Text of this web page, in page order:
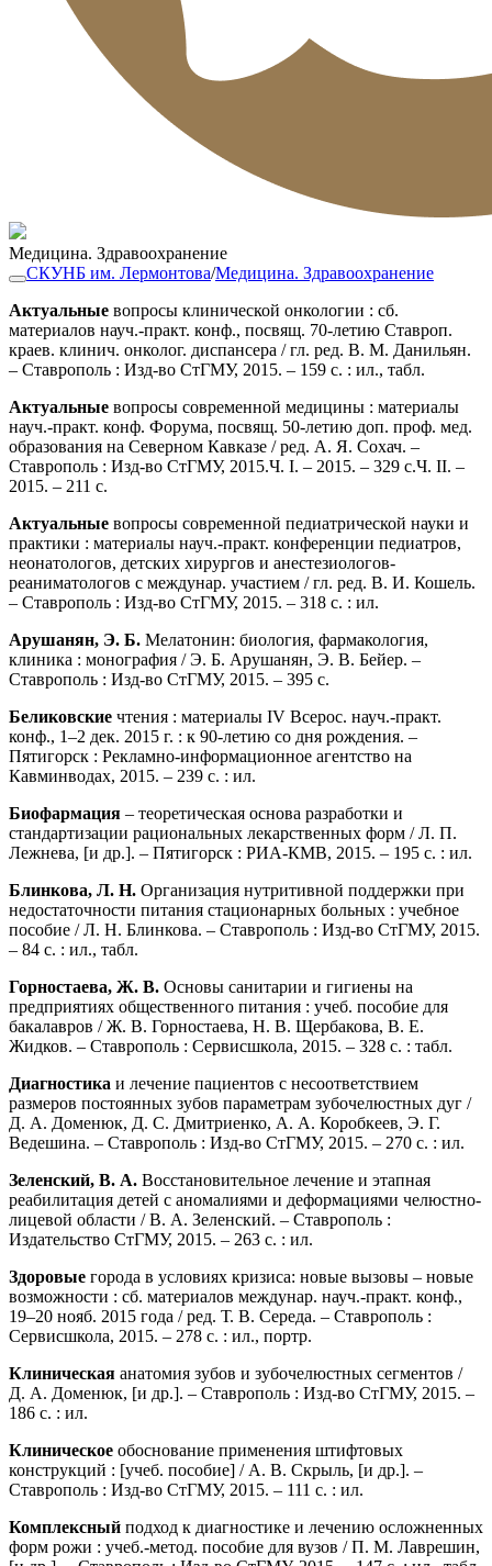
Медицина. Здравоохранение
СКУНБ им. Лермонтова/Медицина. Здравоохранение
Актуальные вопросы клинической онкологии : сб.
материалов науч.-практ. конф., посвящ. 70-летию Ставроп.
краев. клинич. онколог. диспансера / гл. ред. В. М. Данильян.
– Ставрополь : Изд-во СтГМУ, 2015. – 159 с. : ил., табл.
Актуальные вопросы современной медицины : материалы
науч.-практ. конф. Форума, посвящ. 50-летию доп. проф. мед.
образования на Северном Кавказе / ред. А. Я. Сохач. –
Ставрополь : Изд-во СтГМУ, 2015.Ч. I. – 2015. – 329 с.Ч. II. –
2015. – 211 с.
Актуальные вопросы современной педиатрической науки и
практики : материалы науч.-практ. конференции педиатров,
неонатологов, детских хирургов и анестезиологов-
реаниматологов с междунар. участием / гл. ред. В. И. Кошель.
– Ставрополь : Изд-во СтГМУ, 2015. – 318 с. : ил.
Арушанян, Э. Б. Мелатонин: биология, фармакология,
клиника : монография / Э. Б. Арушанян, Э. В. Бейер. –
Ставрополь : Изд-во СтГМУ, 2015. – 395 с.
Беликовские чтения : материалы IV Всерос. науч.-практ.
конф., 1–2 дек. 2015 г. : к 90-летию со дня рождения. –
Пятигорск : Рекламно-информационное агентство на
Кавминводах, 2015. – 239 с. : ил.
Биофармация – теоретическая основа разработки и
стандартизации рациональных лекарственных форм / Л. П.
Лежнева, [и др.]. – Пятигорск : РИА-КМВ, 2015. – 195 с. : ил.
Блинкова, Л. Н. Организация нутритивной поддержки при
недостаточности питания стационарных больных : учебное
пособие / Л. Н. Блинкова. – Ставрополь : Изд-во СтГМУ, 2015.
– 84 с. : ил., табл.
Горностаева, Ж. В. Основы санитарии и гигиены на
предприятиях общественного питания : учеб. пособие для
бакалавров / Ж. В. Горностаева, Н. В. Щербакова, В. Е.
Жидков. – Ставрополь : Сервисшкола, 2015. – 328 с. : табл.
Диагностика и лечение пациентов с несоответствием
размеров постоянных зубов параметрам зубочелюстных дуг /
Д. А. Доменюк, Д. С. Дмитриенко, А. А. Коробкеев, Э. Г.
Ведешина. – Ставрополь : Изд-во СтГМУ, 2015. – 270 с. : ил.
Зеленский, В. А. Восстановительное лечение и этапная
реабилитация детей с аномалиями и деформациями челюстно-
лицевой области / В. А. Зеленский. – Ставрополь :
Издательство СтГМУ, 2015. – 263 с. : ил.
Здоровые города в условиях кризиса: новые вызовы – новые
возможности : сб. материалов междунар. науч.-практ. конф.,
19–20 нояб. 2015 года / ред. Т. В. Середа. – Ставрополь :
Сервисшкола, 2015. – 278 с. : ил., портр.
Клиническая анатомия зубов и зубочелюстных сегментов /
Д. А. Доменюк, [и др.]. – Ставрополь : Изд-во СтГМУ, 2015. –
186 с. : ил.
Клиническое обоснование применения штифтовых
конструкций : [учеб. пособие] / А. В. Скрыль, [и др.]. –
Ставрополь : Изд-во СтГМУ, 2015. – 111 с. : ил.
Комплексный подход к диагностике и лечению осложненных
форм рожи : учеб.-метод. пособие для вузов / П. М. Лаврешин,